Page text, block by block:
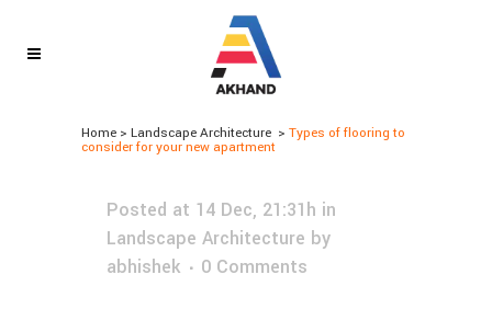
Home > Landscape Architecture > Types of flooring to
consider for your new apartment
Posted at 14 Dec, 21:31h in
Landscape Architecture by
abhishek
0 Comments